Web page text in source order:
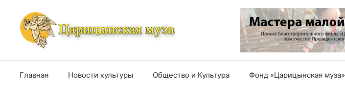
содержимому
Главная Новости культуры Общество и Культура Фонд «Царицынская муза»